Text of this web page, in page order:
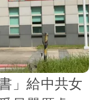
」給中共女